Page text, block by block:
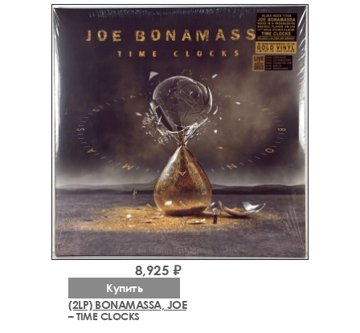
(2LP) BONAMASSA, JOE
– TIME CLOCKS
8,925 ₽
Купить